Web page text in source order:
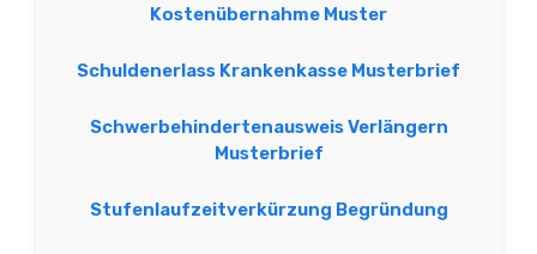
Kostenübernahme Muster
Schuldenerlass Krankenkasse Musterbrief
Schwerbehindertenausweis Verlängern
Musterbrief
Stufenlaufzeitverkürzung Begründung